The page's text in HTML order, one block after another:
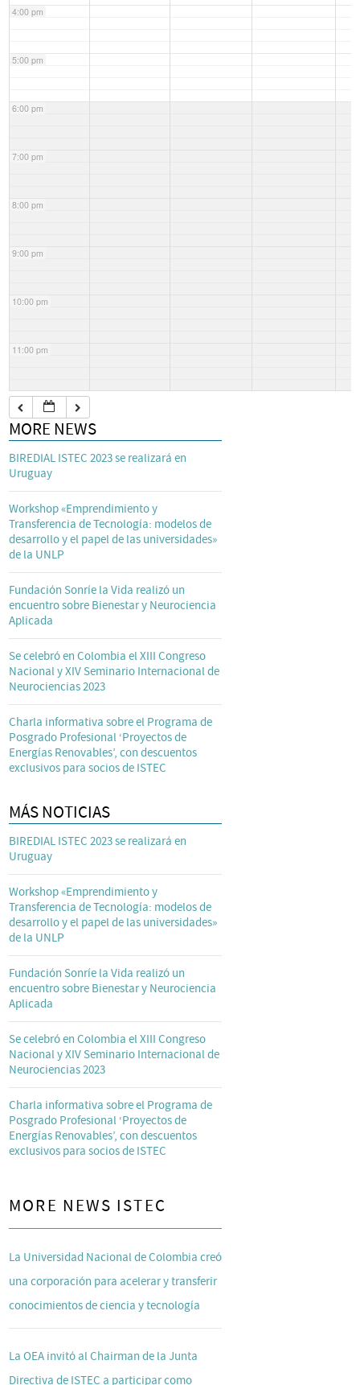
4:00 pm
5:00 pm
6:00 pm
7:00 pm
8:00 pm
9:00 pm
10:00 pm
11:00 pm
MORE NEWS
BIREDIAL ISTEC 2023 se realizará en
Uruguay
Workshop «Emprendimiento y
Transferencia de Tecnología: modelos de
desarrollo y el papel de las universidades»
de la UNLP
Fundación Sonríe la Vida realizó un
encuentro sobre Bienestar y Neurociencia
Aplicada
Se celebró en Colombia el XIII Congreso
Nacional y XIV Seminario Internacional de
Neurociencias 2023
Charla informativa sobre el Programa de
Posgrado Profesional ‘Proyectos de
Energías Renovables’, con descuentos
exclusivos para socios de ISTEC
MÁS NOTICIAS
BIREDIAL ISTEC 2023 se realizará en
Uruguay
Workshop «Emprendimiento y
Transferencia de Tecnología: modelos de
desarrollo y el papel de las universidades»
de la UNLP
Fundación Sonríe la Vida realizó un
encuentro sobre Bienestar y Neurociencia
Aplicada
Se celebró en Colombia el XIII Congreso
Nacional y XIV Seminario Internacional de
Neurociencias 2023
Charla informativa sobre el Programa de
Posgrado Profesional ‘Proyectos de
Energías Renovables’, con descuentos
exclusivos para socios de ISTEC
MORE NEWS ISTEC
La Universidad Nacional de Colombia creó
una corporación para acelerar y transferir
conocimientos de ciencia y tecnología
La OEA invitó al Chairman de la Junta
Directiva de ISTEC a participar como